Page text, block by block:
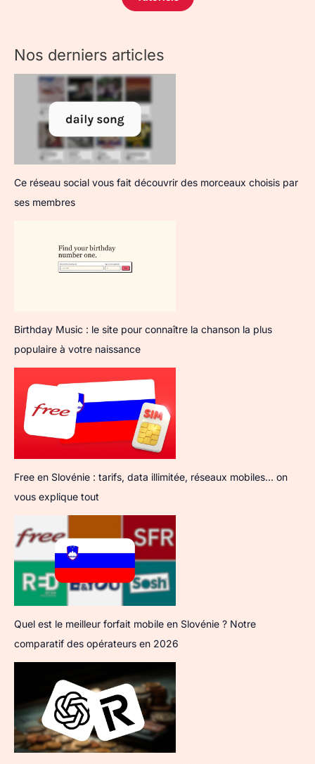
Nos derniers articles
Ce réseau social vous fait découvrir des morceaux choisis par
ses membres
Birthday Music : le site pour connaître la chanson la plus
populaire à votre naissance
Free en Slovénie : tarifs, data illimitée, réseaux mobiles… on
vous explique tout
Quel est le meilleur forfait mobile en Slovénie ? Notre
comparatif des opérateurs en 2026